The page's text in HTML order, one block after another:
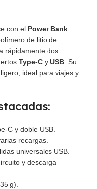
con el Power Bank
de litio de
rápidamente dos
Type‑C y USB. Su
ideal para viajes y
y doble USB.
recargas.
universales USB.
y descarga
g).